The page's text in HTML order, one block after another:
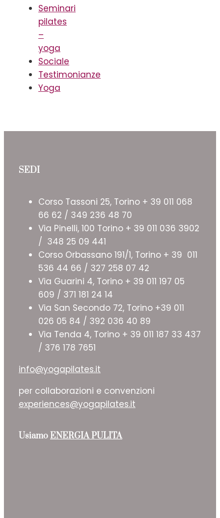
Seminari
pilates
–
yoga
Sociale
Testimonianze
Yoga
SEDI
Corso Tassoni 25, Torino + 39 011 068
66 62 / 349 236 48 70
Via Pinelli, 100 Torino + 39 011 036 3902
/ 348 25 09 441
Corso Orbassano 191/1, Torino + 39 011
536 44 66 / 327 258 07 42
Via Guarini 4, Torino + 39 011 197 05
609 / 371 181 24 14
Via San Secondo 72, Torino +39 011
026 05 84 / 392 036 40 89
Via Tenda 4, Torino + 39 011 187 33 437
/ 376 178 7651
info@yogapilates.it
per collaborazioni e convenzioni
experiences@yogapilates.it
UsiamoENERGIA PULITA